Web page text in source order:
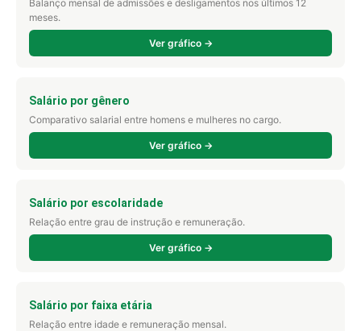
Balanço mensal de admissões e desligamentos nos últimos 12
meses.
Ver gráfico →
Salário por gênero
Comparativo salarial entre homens e mulheres no cargo.
Ver gráfico →
Salário por escolaridade
Relação entre grau de instrução e remuneração.
Ver gráfico →
Salário por faixa etária
Relação entre idade e remuneração mensal.